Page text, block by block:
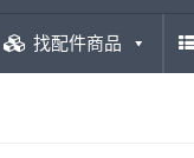
找配件商品